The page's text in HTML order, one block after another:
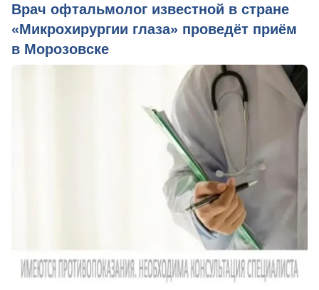
Врач офтальмолог известной в стране
«Микрохирургии глаза» проведёт приём
в Морозовске